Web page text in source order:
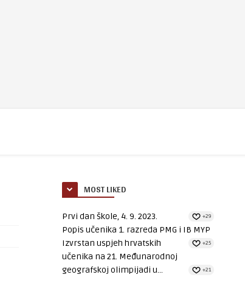
MOST LIKED
Prvi dan škole, 4. 9. 2023. +29
Popis učenika 1. razreda PMG i IB MYP
+25
Izvrstan uspjeh hrvatskih
učenika na 21. Međunarodnoj
geografskoj olimpijadi u...
+21